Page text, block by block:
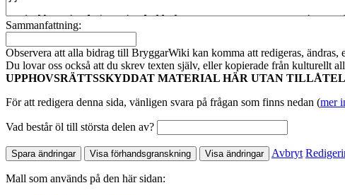
Sammanfattning:
Observera att alla bidrag till BryggarWiki kan komma att redigeras,
Du lovar oss också att du skrev texten själv, eller kopierade från kulturellt
UPPHOVSRÄTTSSKYDDAT MATERIAL HÄR UTAN
För att redigera denna sida, vänligen svara på frågan som finns nedan (mer
Vad består öl till största delen av?
Avbryt
Mall som används på den här sidan: